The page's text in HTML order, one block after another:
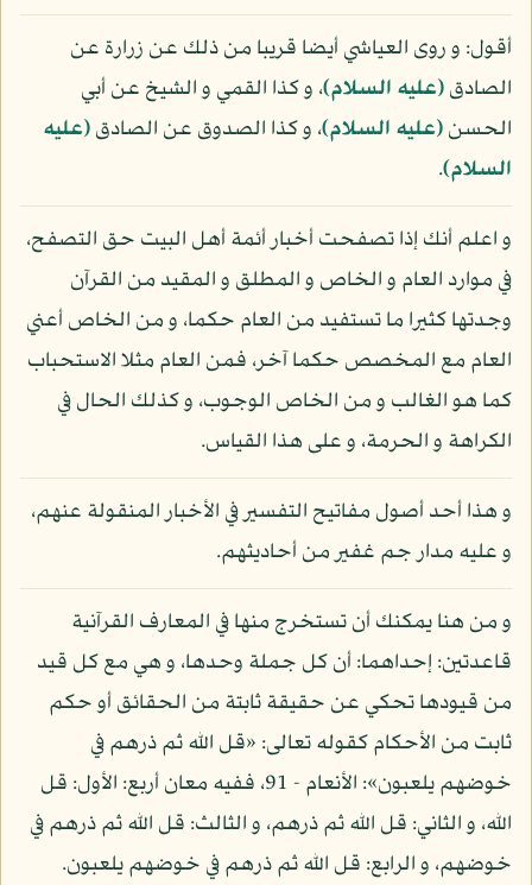
أقول: و روى العياشي أيضا قريبا من ذلك عن زرارة عن
الصادق(عليه السلام)، و كذا القمي و الشيخ عن أبي
الحسن(عليه السلام)، و كذا الصدوق عن الصادق(عليه
السلام).
و اعلم أنك إذا تصفحت أخبار أئمة أهل البيت حق التصفح،
في موارد العام و الخاص و المطلق و المقيد من القرآن
وجدتها كثيرا ما تستفيد من العام حكما، و من الخاص أعني
العام مع المخصص حكما آخر، فمن العام مثلا الاستحباب
كما هو الغالب و من الخاص الوجوب، و كذلك الحال في
الكراهة و الحرمة، و على هذا القياس.
و هذا أحد أصول مفاتيح التفسير في الأخبار المنقولة عنهم،
و عليه مدار جم غفير من أحاديثهم.
و من هنا يمكنك أن تستخرج منها في المعارف القرآنية
قاعدتين: إحداهما: أن كل جملة وحدها، و هي مع كل قيد
من قيودها تحكي عن حقيقة ثابتة من الحقائق أو حكم
ثابت من الأحكام كقوله تعالى: «قل الله ثم ذرهم في
خوضهم يلعبون»: الأنعام - 91، ففيه معان أربع: الأول: قل
الله، و الثاني: قل الله ثم ذرهم، و الثالث: قل الله ثم ذرهم في
خوضهم، و الرابع: قل الله ثم ذرهم في خوضهم يلعبون.